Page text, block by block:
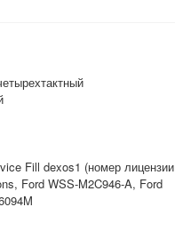
Fill dexos1 (номер лицензии
Ford WSS-M2C946-A, Ford